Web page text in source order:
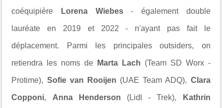
coéquipière Lorena Wiebes- également double
lauréate en 2019 et 2022 - n'ayant pas fait le
déplacement. Parmi les principales outsiders, on
retiendra les noms de Marta Lach (Team SD Worx -
Protime), Sofie van Rooijen (UAE Team ADQ), Clara
Copponi, Anna Henderson (Lidl - Trek), Kathrin